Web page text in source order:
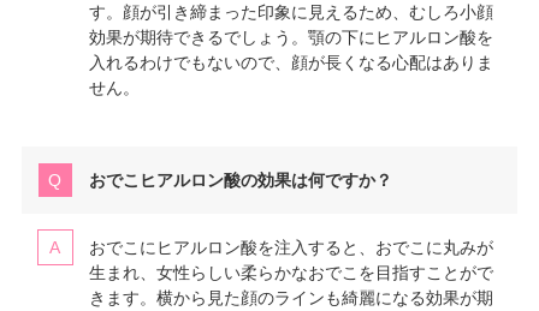
す。顔が引き締まった印象に見えるため、むしろ小顔
効果が期待できるでしょう。顎の下にヒアルロン酸を
入れるわけでもないので、顔が長くなる心配はありま
せん。
おでこヒアルロン酸の効果は何ですか？
おでこにヒアルロン酸を注入すると、おでこに丸みが
生まれ、女性らしい柔らかなおでこを目指すことがで
きます。横から見た顔のラインも綺麗になる効果が期